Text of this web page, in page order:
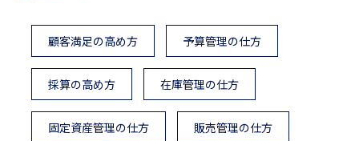
顧客満足の高め方 予算管理の仕方
採算の高め方 在庫管理の仕方
固定資産管理の仕方 販売管理の仕方